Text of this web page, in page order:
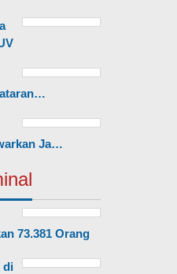
Ja…
73.381 Orang
di